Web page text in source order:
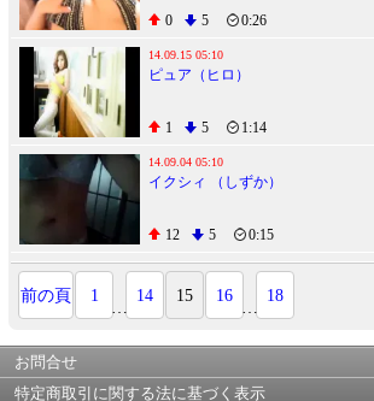
0 5 0:26
14.09.15 05:10
ピュア（ヒロ）
1 5 1:14
14.09.04 05:10
イクシィ （しずか）
12 5 0:15
前の頁 1
…
14 15 16
…
18
お問合せ
特定商取引に関する法に基づく表示